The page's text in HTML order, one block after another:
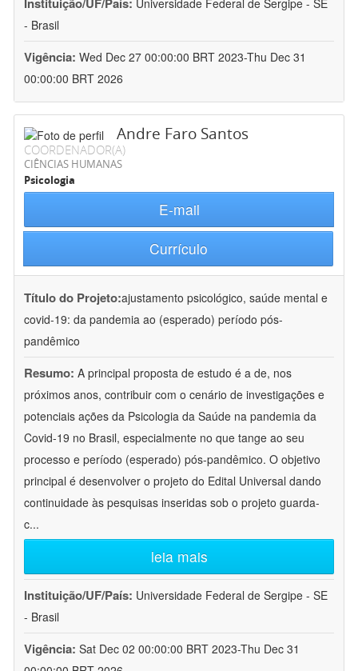
Universidade Federal de Sergipe - SE
- Brasil
Vigência: Wed Dec 27 00:00:00 BRT 2023-Thu Dec 31
00:00:00 BRT 2026
Andre Faro Santos
COORDENADOR(A)
CIÊNCIAS HUMANAS
Psicologia
E-mail
Currículo
Título do Projeto:ajustamento psicológico, saúde mental e
covid-19: da pandemia ao (esperado) período pós-
pandêmico
Resumo: A principal proposta de estudo é a de, nos
próximos anos, contribuir com o cenário de investigações e
potenciais ações da Psicologia da Saúde na pandemia da
Covid-19 no Brasil, especialmente no que tange ao seu
processo e período (esperado) pós-pandêmico. O objetivo
principal é desenvolver o projeto do Edital Universal dando
continuidade às pesquisas inseridas sob o projeto guarda-
c...
leia mais
Instituição/UF/País: Universidade Federal de Sergipe - SE
- Brasil
Vigência: Sat Dec 02 00:00:00 BRT 2023-Thu Dec 31